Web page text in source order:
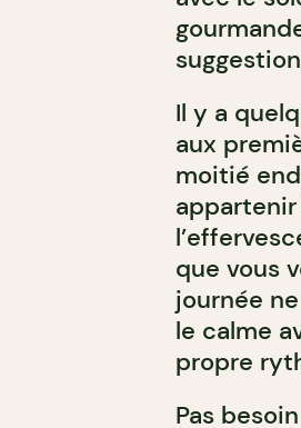
Il y a
aux
moitié
que vous
journée
le calme
propre
Pas